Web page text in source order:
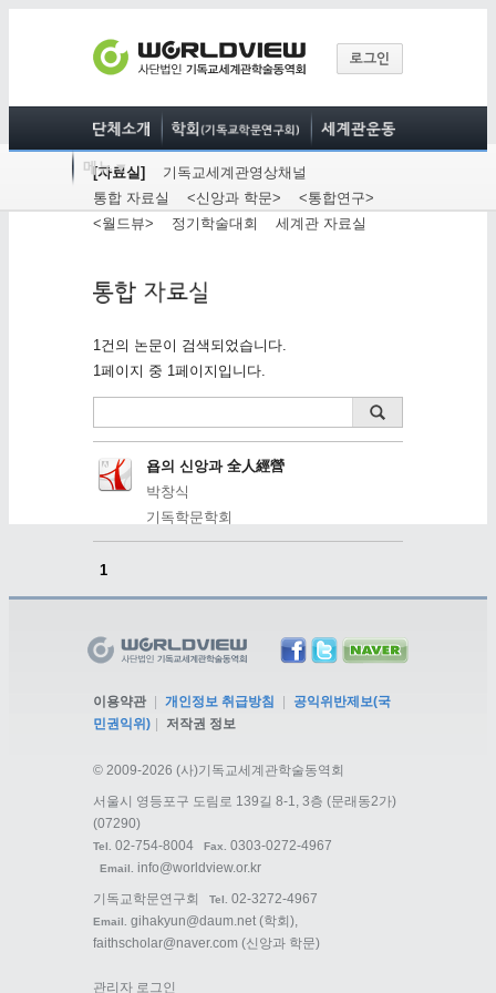
[자료실]
기독교세계관영상채널
통합 자료실
<신앙과 학문>
<통합연구>
<월드뷰>
정기학술대회 세계관 자료실
1건의 논문이 검색되었습니다.
1페이지 중 1페이지입니다.
욥의 신앙과 全人經營
박창식
기독학문학회
1
이용약관 개인정보 취급방침
공익위반제보(국
민권익위)
저작권 정보
© 2009-2026 (사)기독교세계관학술동역회
서울시 영등포구 도림로 139길 8-1, 3층 (문래동2가)
(07290)
Tel. 02-754-8004 Fax. 0303-0272-4967
Email.
info@worldview.or.kr
기독교학문연구회
Tel. 02-3272-4967
Email. gihakyun@daum.net (학회),
faithscholar@naver.com (신앙과 학문)
관리자 로그인